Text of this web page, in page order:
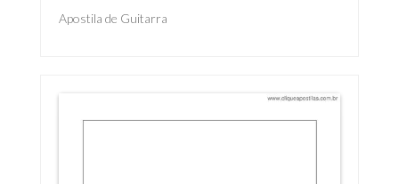
Apostila de Guitarra